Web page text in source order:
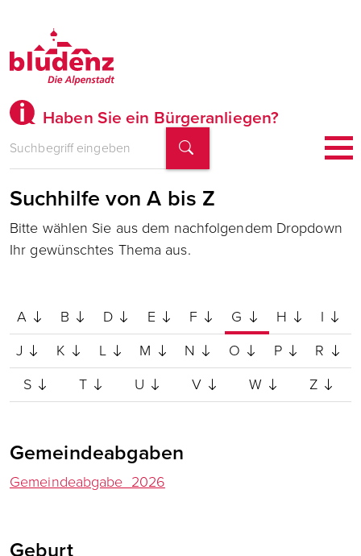
Haben Sie ein Bürgeranliegen?
Suchhilfe von A bis Z
Bitte wählen Sie aus dem nachfolgendem Dropdown
Ihr gewünschtes Thema aus.
A B D E F G H
I
J
K L M N O P
R
S
T U V W Z
Gemeindeabgaben
Gemeindeabgabe_2026
Geburt